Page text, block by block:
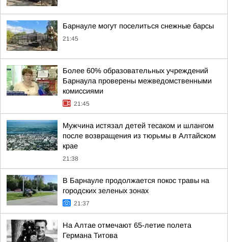
Барнауле могут поселиться снежные барсы
21:45
Более 60% образовательных учреждений
Барнаула проверены межведомственными
комиссиями
21:45
Мужчина истязал детей тесаком и шлангом
после возвращения из тюрьмы в Алтайском
крае
21:38
В Барнауле продолжается покос травы на
городских зеленых зонах
21:37
На Алтае отмечают 65-летие полета
Германа Титова